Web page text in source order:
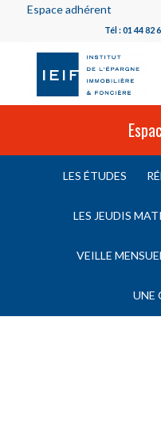
Espace adhérent
Tél : 01 44 82
LES ÉTUDES
LES JEUDIS
VEILLE
UNE